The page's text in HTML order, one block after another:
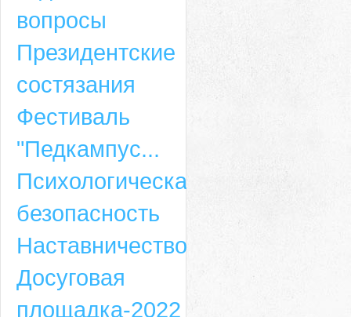
вопросы
Президентские
состязания
Фестиваль
"Педкампус...
Психологическая
безопасность
Наставничество
Досуговая
площадка-2022